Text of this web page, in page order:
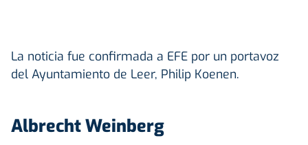
La noticia fue confirmada a EFE por un portavoz
del Ayuntamiento de Leer, Philip Koenen.
Albrecht Weinberg